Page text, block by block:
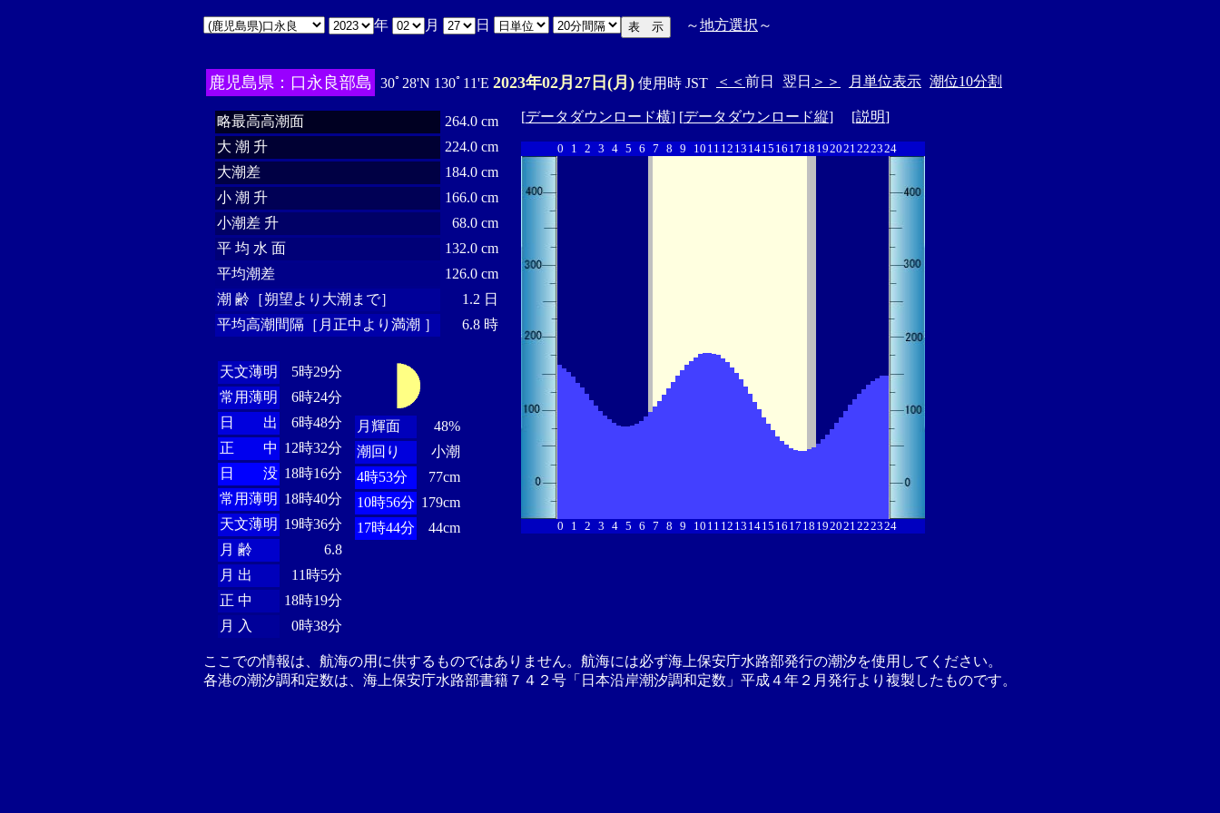
年 月 日 ～地方選択 ～
鹿児島県：口永良部島 30ﾟ28'N 130ﾟ11'E 2023年02月27日(月) 使用時 JST ＜＜ 前日 翌日 ＞＞ 月単位表示 潮位10分割
略最高高潮面
264.0 cm
大 潮 升
224.0 cm
大潮差
184.0 cm
小 潮 升
166.0 cm
小潮差 升
68.0 cm
平 均 水 面
132.0 cm
平均潮差
126.0 cm
潮 齢［朔望より大潮まで］
1.2 日
平均高潮間隔［月正中より満潮 ］
6.8 時
天文薄明
5時29分
常用薄明
6時24分
日 出
6時48分
正 中 12時32分
日 没 18時16分
常用薄明 18時40分
天文薄明 19時36分
月 齢
6.8
月 出
11時5分
正 中
18時19分
月 入
0時38分
月輝面
48%
潮回り
小潮
4時53分
77cm
10時56分 179cm
17時44分
44cm
[データダウンロード横] [データダウンロード縦] [説明]
0 1 2 3 4 5 6 7 8 9 10 11 12 13 1415 16 17 18 192021222324
0 1 2 3 4 5 6 7 8 9 10 11 12 13 1415 16 17 18 192021222324
ここでの情報は、航海の用に供するものではありません。航海には必ず海上保安庁水路部発行の潮汐を使用してください。
各港の潮汐調和定数は、海上保安庁水路部書籍７４２号「日本沿岸潮汐調和定数」平成４年２月発行より複製したものです。